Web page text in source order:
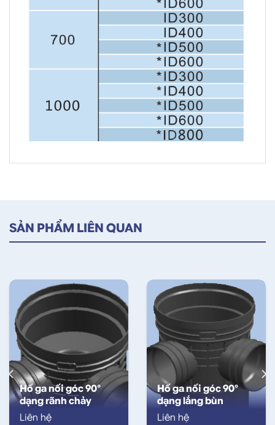
SẢN PHẨM LIÊN QUAN
Hố ga nối góc 90°
dạng rãnh chảy
Liên hệ
Hố ga nối góc 90°
dạng lắng bùn
Liên hệ